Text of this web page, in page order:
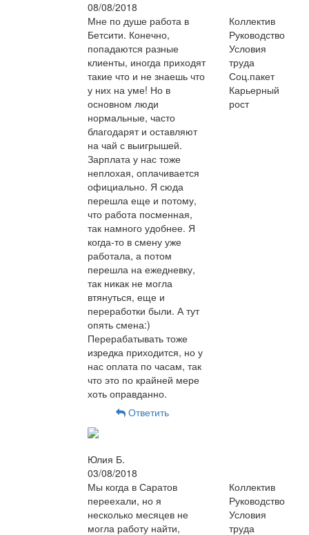
08/08/2018
Мне по душе работа в
Бетсити. Конечно,
попадаются разные
клиенты, иногда приходят
такие что и не знаешь что
у них на уме! Но в
основном люди
нормальные, часто
благодарят и оставляют
на чай с выигрышей.
Зарплата у нас тоже
неплохая, оплачивается
официально. Я сюда
перешла еще и потому,
что работа посменная,
так намного удобнее. Я
когда-то в смену уже
работала, а потом
перешла на ежедневку,
так никак не могла
втянуться, еще и
переработки были. А тут
опять смена:)
Перерабатывать тоже
изредка приходится, но у
нас оплата по часам, так
что это по крайней мере
хоть оправданно.
Коллектив
Руководство
Условия
труда
Соц.пакет
Карьерный
рост
Ответить
Юлия Б.
03/08/2018
Мы когда в Саратов
переехали, но я
несколько месяцев не
могла работу найти,
Коллектив
Руководство
Условия
труда